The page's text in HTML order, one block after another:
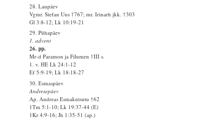
28. Laupäev
Vgmr. Stefan Uus †767; mr. Irinarh jkk. †303
Gl 3:8-12; Lk 10:19-21
29. Pühapäev
1. advent
26. pp.
Mr-d Paramon ja Filumen †III s.
1. v. HE Lk 24:1-12
Ef 5:9-19; Lk 18:18-27
30. Esmaspäev
Andresepäev
Ap. Andreas Esmakutsutu †62
1Tm 5:1-10; Lk 19:37-44 (E)
1Kr 4:9-16; Jh 1:35-51 (ap.)